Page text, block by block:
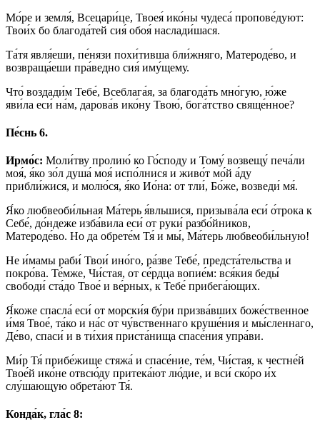
Мо́ре и земля́, Всецари́це, Твоея́ ико́ны чудеса́ пропове́дуют:
Твои́х бо благода́тей сия́ обоя́ наслади́шася.
Та́тя явля́еши, пе́нязи похи́тивша бли́жняго, Матероде́во, и
возвраща́еши пра́ведно сия́ иму́щему.
Что́ воздади́м Тебе́, Всеблага́я, за благода́ть мно́гую, ю́же
яви́ла еси́ на́м, дарова́в ико́ну Твою́, бога́тство свяще́нное?
Пе́снь 6.
Ирмо́с: Моли́тву пролию́ ко Го́споду и Тому́ возвещу́ печа́ли
моя́, я́ко зо́л душа́ моя́ испо́лнися и живо́т мо́й а́ду
прибли́жися, и молю́ся, я́ко Ио́на: от тли́, Бо́же, возведи́ мя́.
Я́ко любвеоби́льная Ма́терь я́вльшися, призыва́ла еси́ о́трока к
Себе́, до́ндеже изба́вила еси́ от руки́ разбо́йников,
Матероде́во. Но да обрете́м Тя́ и мы́, Ма́терь любвеоби́льную!
Не и́мамы раби́ Твои́ ино́го, ра́зве Тебе́, предста́тельства и
покро́ва. Те́мже, Чи́стая, от се́рдца вопие́м: вся́кия беды́
свободи́ ста́до Твое́ и ве́рных, к Тебе́ прибега́ющих.
Я́коже спасла́ еси́ от морски́я бу́ри призва́вших боже́ственное
и́мя Твое́, та́ко и на́с от чу́вственнаго круше́ния и мы́сленнаго,
Де́во, спаси́ и в ти́хия приста́нища спасе́ния упра́ви.
Ми́р Тя́ прибе́жище стяжа́ и спасе́ние, те́м, Чи́стая, к честне́й
Твое́й ико́не отвсю́ду притека́ют лю́дие, и вси́ ско́ро и́х
слу́шающую обрета́ют Тя́.
Конда́к, гла́с 8: